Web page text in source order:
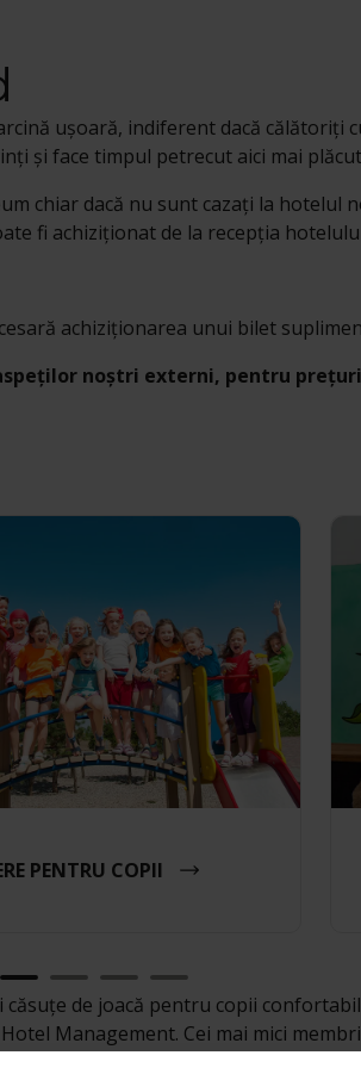
ușoară, indiferent dacă călătoriți
și face timpul petrecut aici mai
chiar dacă nu sunt cazați la
fi achiziționat de la recepția
achiziționarea unui bilet
noștri externi, pentru
PENTRU COPII
de joacă pentru copii
Management. Cei mai mici
murale cu personaje de basm,